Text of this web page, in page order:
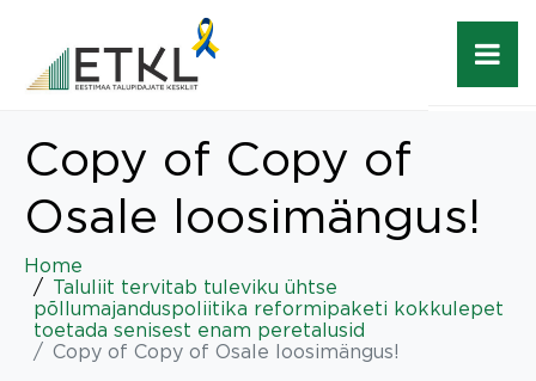
Copy of Copy of
Osale loosimängus!
Home
Taluliit tervitab tuleviku ühtse
põllumajanduspoliitika reformipaketi kokkulepet
toetada senisest enam peretalusid
Copy of Copy of Osale loosimängus!